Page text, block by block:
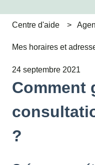
Centre d'aide
Mes horaires et
24 septembre 2021
Comment
?